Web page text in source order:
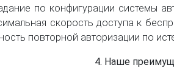
по конфигурации системы
скорость доступа к
повторной авторизации по
4. Наше